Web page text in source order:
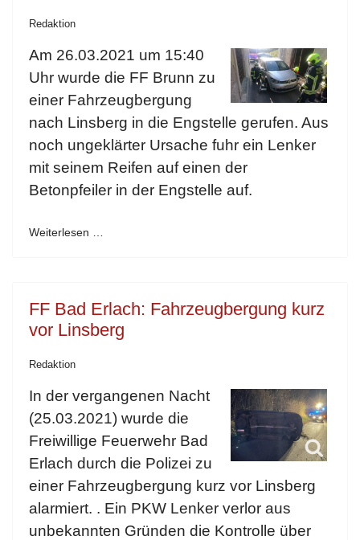
Redaktion
Am 26.03.2021 um 15:40
Uhr wurde die FF Brunn zu
einer Fahrzeugbergung
nach Linsberg in die Engstelle gerufen. Aus
noch ungeklärter Ursache fuhr ein Lenker
mit seinem Reifen auf einen der
Betonpfeiler in der Engstelle auf.
Weiterlesen …
FF Bad Erlach: Fahrzeugbergung kurz
vor Linsberg
Redaktion
In der vergangenen Nacht
(25.03.2021) wurde die
Freiwillige Feuerwehr Bad
Erlach durch die Polizei zu
einer Fahrzeugbergung kurz vor Linsberg
alarmiert. . Ein PKW Lenker verlor aus
unbekannten Gründen die Kontrolle über